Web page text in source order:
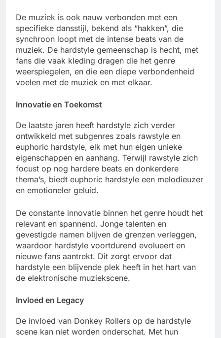
De muziek is ook nauw verbonden met een
specifieke dansstijl, bekend als “hakken”, die
synchroon loopt met de intense beats van de
muziek. De hardstyle gemeenschap is hecht, met
fans die vaak kleding dragen die het genre
weerspiegelen, en die een diepe verbondenheid
voelen met de muziek en met elkaar.
Innovatie en Toekomst
De laatste jaren heeft hardstyle zich verder
ontwikkeld met subgenres zoals rawstyle en
euphoric hardstyle, elk met hun eigen unieke
eigenschappen en aanhang. Terwijl rawstyle zich
focust op nog hardere beats en donkerdere
thema’s, biedt euphoric hardstyle een melodieuzer
en emotioneler geluid.
De constante innovatie binnen het genre houdt het
relevant en spannend. Jonge talenten en
gevestigde namen blijven de grenzen verleggen,
waardoor hardstyle voortdurend evolueert en
nieuwe fans aantrekt. Dit zorgt ervoor dat
hardstyle een blijvende plek heeft in het hart van
de elektronische muziekscene.
Invloed en Legacy
De invloed van Donkey Rollers op de hardstyle
scene kan niet worden onderschat. Met hun